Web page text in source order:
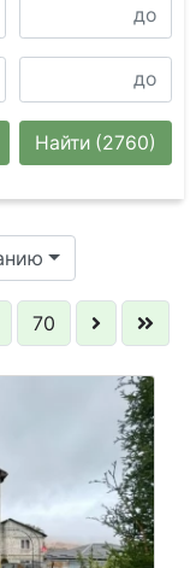
Найти (2760)
70